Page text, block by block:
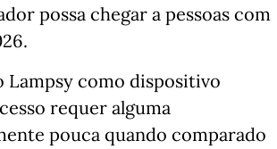
possa chegar a pessoas com
Lampsy como dispositivo
requer alguma
pouca quando comparado